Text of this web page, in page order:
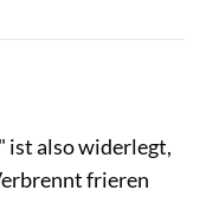
ist also widerlegt,
frieren